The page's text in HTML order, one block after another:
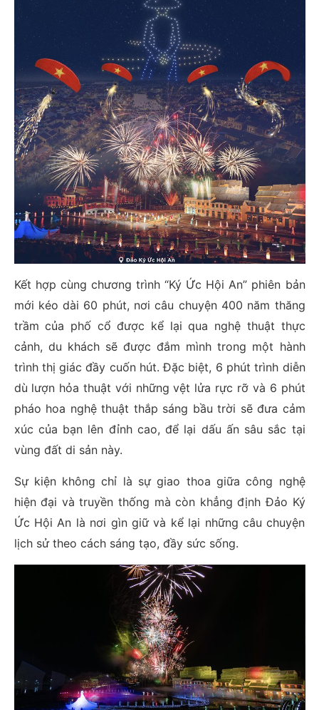
Kết hợp cùng chương trình “Ký Ức Hội An” phiên bản
mới kéo dài 60 phút, nơi câu chuyện 400 năm thăng
trầm của phố cổ được kể lại qua nghệ thuật thực
cảnh, du khách sẽ được đắm mình trong một hành
trình thị giác đầy cuốn hút. Đặc biệt, 6 phút trình diễn
dù lượn hỏa thuật với những vệt lửa rực rỡ và 6 phút
pháo hoa nghệ thuật thắp sáng bầu trời sẽ đưa cảm
xúc của bạn lên đỉnh cao, để lại dấu ấn sâu sắc tại
vùng đất di sản này.
Sự kiện không chỉ là sự giao thoa giữa công nghệ
hiện đại và truyền thống mà còn khẳng định Đảo Ký
Ức Hội An là nơi gìn giữ và kể lại những câu chuyện
lịch sử theo cách sáng tạo, đầy sức sống.